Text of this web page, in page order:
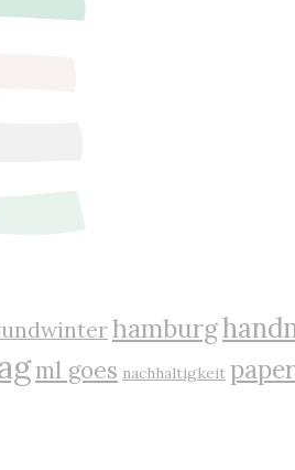
hamburg
ml goes nachhaltigkeit